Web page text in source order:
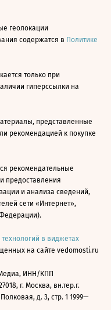
геолокации
содержатся в Политике
только при
гиперссылки на
представленные
рекомендацией к покупке
рекомендательные
предоставления
и анализа сведений,
сети «Интернет»,
в виджетах
на сайте vedomosti.ru
ИНН/КПП
г. Москва, вн.тер.г.
д. 3, стр. 1 1999—